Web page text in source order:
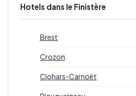
Hotels dans le Finistère
Brest
Crozon
Clohars-Carnoët